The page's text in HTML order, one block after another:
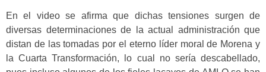
En el video se afirma que dichas tensiones surgen de
diversas determinaciones de la actual administración que
distan de las tomadas por el eterno líder moral de Morena y
la Cuarta Transformación, lo cual no sería descabellado,